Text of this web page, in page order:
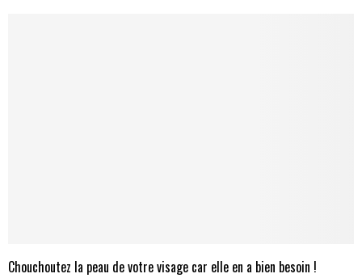
Chouchoutez la peau de votre visage car elle en a bien besoin !